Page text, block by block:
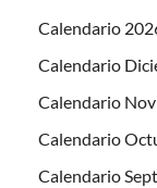
Calendario
Calendario
Calendario
Calendario
Calendario